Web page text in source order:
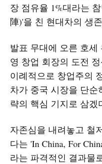
장 점유율 1%대라는
陣)'을 친 현대차의 생
발표 무대에 오른 호
영 창업 회장의 도전
이례적으로 창업주의
차가 중국 시장을 단순
략의 핵심 기지로 삼겠
자존심을 내려놓고 철
다는 'In China, For
라는 파격적인 결과물